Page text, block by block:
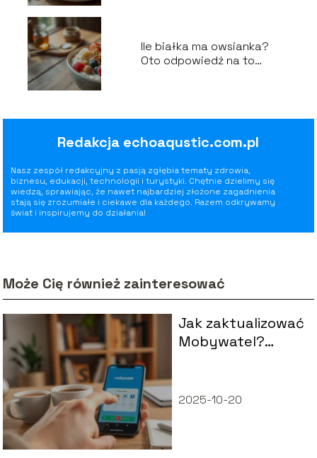
Ile białka ma owsianka?
Oto odpowiedź na to
Redakcja echoaqustic.com.pl
Nasz zespół redakcyjny z pasją zgłębia tematy zdrowia,
biznesu, edukacji, technologii i turystyki. Chętnie dzielimy się
wiedzą, sprawiając, że nawet najbardziej złożone zagadnienia
stają się zrozumiałe i ciekawe dla każdego. Razem odkrywamy
świat i inspirujemy do działania!
Może Cię również zainteresować
Jak zaktualizować
Mobywatel?
2025-10-20